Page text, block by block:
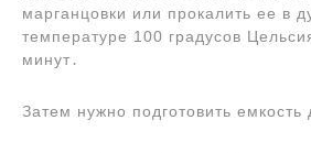
марганцовки или прокалить ее в
температуре 100 градусов
минут․
Затем нужно подготовить емкость